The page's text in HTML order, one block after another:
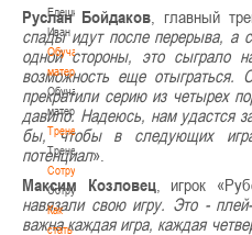
Едешко
Иван
Обучающие
материалы
Обучающие
материалы
Тренерам
Тренерам
Сотрудничество
Сотрудничество
Как
стать
Руслан Бойдаков , главный
спады идут после перерыва, а
одной стороны, это сыграло
возможность еще
прекратили серию из четырех
давило. Надеюсь, нам удастся
бы, чтобы в следующих
потенциал».
Максим Козловец, игрок
навязали свою игру. Это -
важна каждая игра, каждая